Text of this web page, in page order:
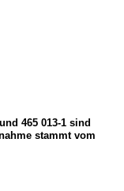
465 013-1 sind
stammt vom